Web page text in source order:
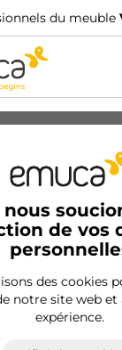
du meuble
nous
de vos
des cookies
notre site web
expérience.
Slip
de
et Plastique
8432393001470